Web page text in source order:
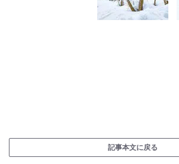
記事本文に戻る